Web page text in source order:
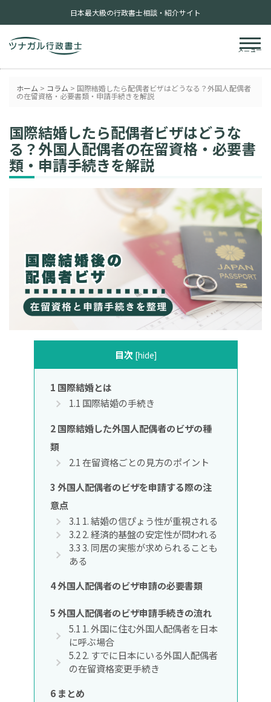
日本最大級の行政書士相談・紹介サイト
メニュー
ホーム > コラム > 国際結婚したら配偶者ビザはどうなる？外国人配偶者
の在留資格・必要書類・申請手続きを解説
国際結婚したら配偶者ビザはどうな
る？外国人配偶者の在留資格・必要書
類・申請手続きを解説
目次 [hide]
1 国際結婚とは
1.1 国際結婚の手続き
2国際結婚した外国人配偶者のビザの種
類
2.1在留資格ごとの見方のポイント
3外国人配偶者のビザを申請する際の注
意点
3.1 1. 結婚の信ぴょう性が重視される
3.22. 経済的基盤の安定性が問われる
3.33. 同居の実態が求められることも
ある
4外国人配偶者のビザ申請の必要書類
5外国人配偶者のビザ申請手続きの流れ
5.1 1. 外国に住む外国人配偶者を日本
に呼ぶ場合
5.22. すでに日本にいる外国人配偶者
の在留資格変更手続き
6 まとめ